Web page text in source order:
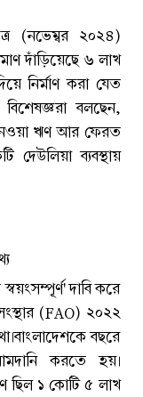
(নভেম্বর ২০২৪)
দাঁড়িয়েছে ৬ লাখ
নির্মাণ করা যেত
বলছেন,
নেওয়া ঋণ আর ফেরত
ব্যবস্থায়
দাবি করে
(FAO) ২০২২
বছরে
করতে হয়।
ছিল ১ কোটি ৫ লাখ